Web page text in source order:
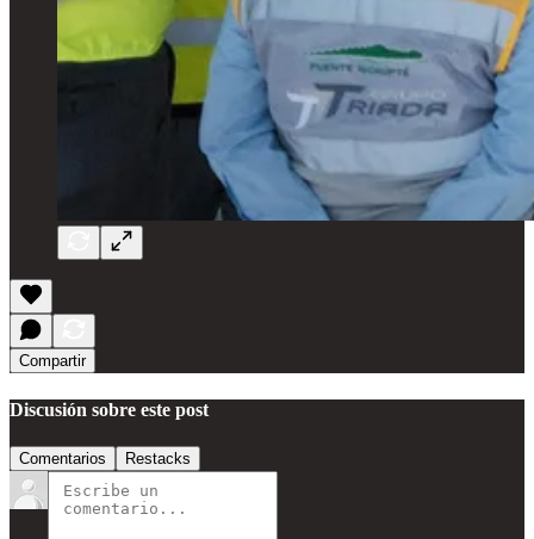
Compartir
Discusión sobre este post
Comentarios Restacks